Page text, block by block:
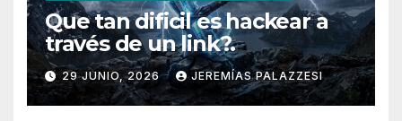
Que tan dificil es hackear a
través de un link?.
29 JUNIO, 2026 JEREMÍAS PALAZZESI